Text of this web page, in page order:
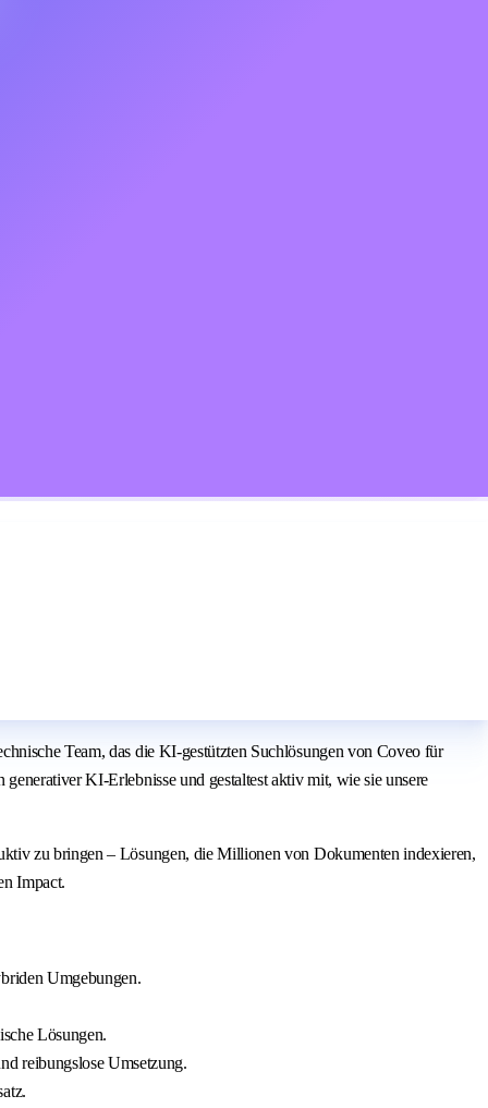
Team, das die KI-gestützten Suchlösungen von Coveo für
KI-Erlebnisse und gestaltest aktiv mit, wie sie unsere
zu bringen – Lösungen, die Millionen von Dokumenten indexieren,
Impact.
Umgebungen.
Lösungen.
reibungslose Umsetzung.